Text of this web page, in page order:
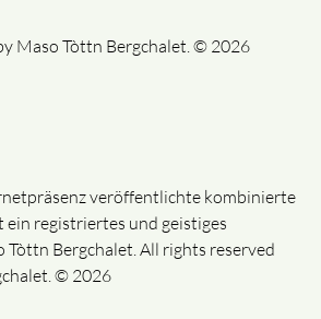
Maso Tòttn Bergchalet. © 2026
veröffentlichte kombinierte
ein registriertes und geistiges
Tòttn Bergchalet. All rights reserved
© 2026